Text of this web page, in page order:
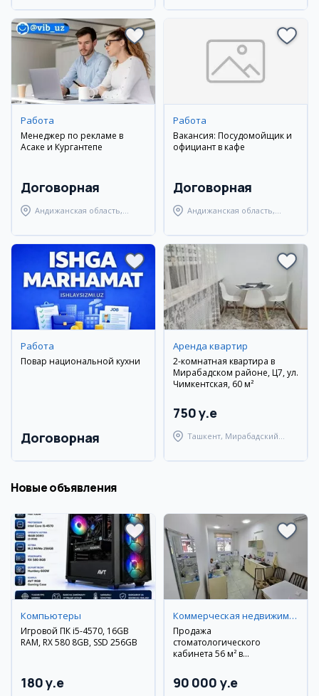
Работа
Менеджер по рекламе в
Асаке и Кургантепе
Договорная
Андижанская область,
Работа
Вакансия: Посудомойщик и
официант в кафе
Договорная
Андижанская область,
Работа
Повар национальной кухни
Договорная
Аренда квартир
2-комнатная квартира в
Мирабадском районе, Ц7, ул.
Чимкентская, 60 м²
750 y.e
Ташкент, Мирабадский
Новые объявления
Компьютеры
Игровой ПК i5-4570, 16GB
RAM, RX 580 8GB, SSD 256GB
180 y.e
Коммерческая недвижимость
Продажа
стоматологического
кабинета 56 м² в
90 000 y.e